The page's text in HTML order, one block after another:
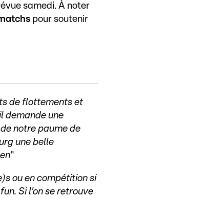
samedi. À noter
pour soutenir
de flottements et
demande une
notre paume de
une belle
"
ou en compétition si
Si l'on se retrouve